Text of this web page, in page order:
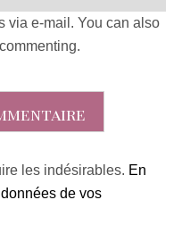
via e-mail. You can also
les indésirables. En
de vos